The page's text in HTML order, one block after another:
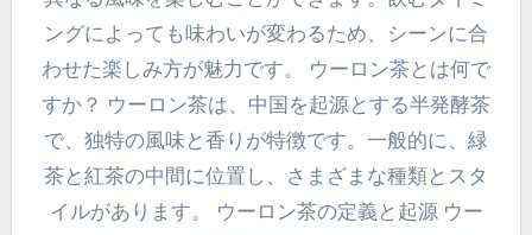
ングによっても味わいが変わるため、シーンに合
わせた楽しみ方が魅力です。 ウーロン茶とは何で
すか？ ウーロン茶は、中国を起源とする半発酵茶
で、独特の風味と香りが特徴です。一般的に、緑
茶と紅茶の中間に位置し、さまざまな種類とスタ
イルがあります。 ウーロン茶の定義と起源 ウー